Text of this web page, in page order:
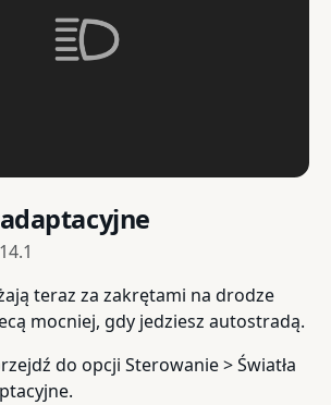
teraz za zakrętami na drodze
mocniej, gdy jedziesz autostradą.
do opcji Sterowanie > Światła